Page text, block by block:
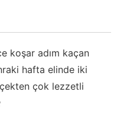
koşar adım kaçan
hafta elinde iki
çok lezzetli